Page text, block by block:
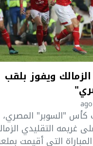
ويفوز بلقب
كأس "السوبر" المصري،
غريمه التقليدي
2، في المباراة التي أقيمت